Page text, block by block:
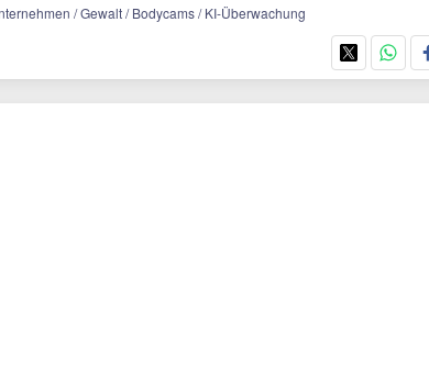
/ Gewalt / Bodycams / KI-Überwachung